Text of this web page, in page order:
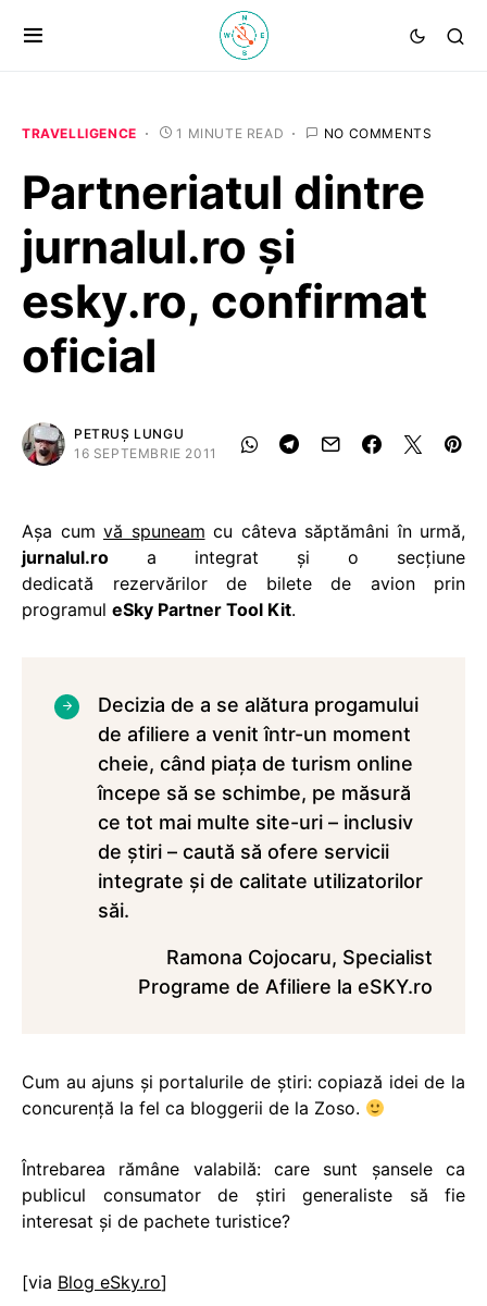
TRAVELLIGENCE 1 MINUTE READ NO COMMENTS
Partneriatul dintre
jurnalul.ro și
esky.ro, confirmat
oficial
PETRUȘ LUNGU
16 SEPTEMBRIE 2011
Așa cum vă spuneam cu câteva săptămâni în urmă,
jurnalul.ro a integrat şi o secţiune
dedicată rezervărilor de bilete de avion prin
programul eSky Partner Tool Kit.
Decizia de a se alătura progamului
de afiliere a venit într-un moment
cheie, când piaţa de turism online
începe să se schimbe, pe măsură
ce tot mai multe site-uri – inclusiv
de ştiri – caută să ofere servicii
integrate şi de calitate utilizatorilor
săi.
Ramona Cojocaru, Specialist
Programe de Afiliere la eSKY.ro
Cum au ajuns și portalurile de știri: copiază idei de la
concurență la fel ca bloggerii de la Zoso.
Întrebarea rămâne valabilă: care sunt şansele ca
publicul consumator de ştiri generaliste să fie
interesat şi de pachete turistice?
[via Blog eSky.ro]